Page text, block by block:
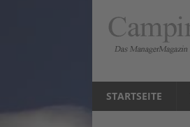
STARTSEITE